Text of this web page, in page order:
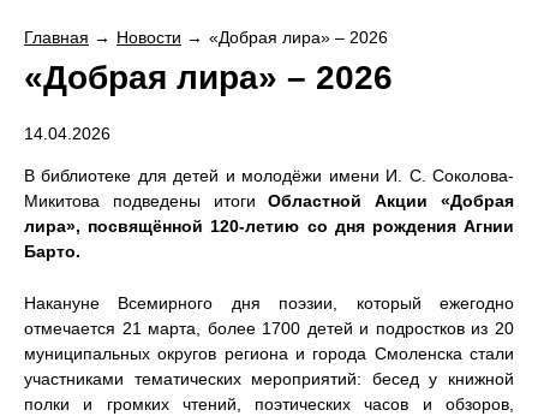
Главная Новости «Добрая лира» – 2026
«Добрая лира» – 2026
14.04.2026
В библиотеке для детей и молодёжи имени И. С. Соколова-
Микитова подведены итогиОбластной Акции «Добрая
лира», посвящённой 120-летию со дня рождения Агнии
Барто.
Накануне Всемирного дня поэзии, который ежегодно
отмечается 21 марта, более 1700 детей и подростков из 20
муниципальных округов региона и города Смоленска стали
участниками тематических мероприятий: бесед у книжной
полки и громких чтений, поэтических часов и обзоров,